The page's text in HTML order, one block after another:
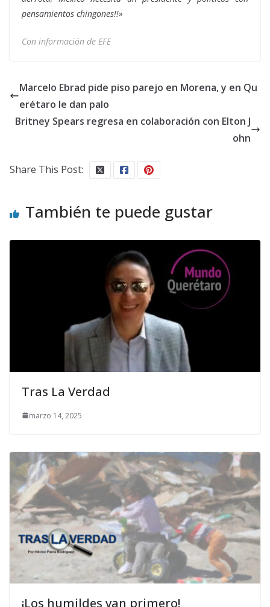
pensamientos chingones!!»
Con información de EFE
Marcelo Ebrad pide piso parejo en Morena, y en Qu
erétaro le dan palo
Britney Spears regresa en colaboración con Elton J
ohn
Share This Post:
También te puede gustar
Tras La Verdad
marzo 14, 2025
¡Los humildes van primero!